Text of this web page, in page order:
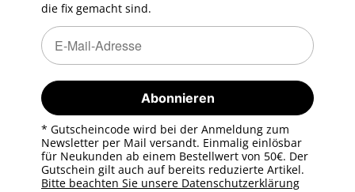
die fix gemacht sind.
Newsletter Abonnieren
Newsletter Abonnieren
Abonnieren
* Gutscheincode wird bei der Anmeldung zum
Newsletter per Mail versandt. Einmalig einlösbar
für Neukunden ab einem Bestellwert von 50€. Der
Gutschein gilt auch auf bereits reduzierte Artikel.
Bitte beachten Sie unsere Datenschutzerklärung